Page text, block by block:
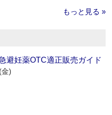
もっと見る »
避妊薬OTC適正販売ガイド
)